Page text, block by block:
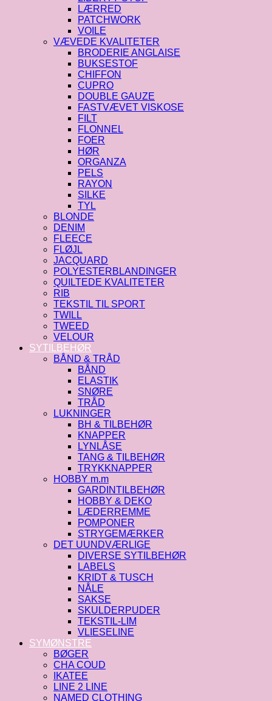
LÆRRED
PATCHWORK
VOILE
VÆVEDE KVALITETER
BRODERIE ANGLAISE
BUKSESTOF
CHIFFON
CUPRO
DOUBLE GAUZE
FASTVÆVET VISKOSE
FILT
FLONNEL
FOER
HØR
ORGANZA
PELS
RAYON
SILKE
TYL
BLONDE
DENIM
FLEECE
FLØJL
JACQUARD
POLYESTERBLANDINGER
QUILTEDE KVALITETER
RIB
TEKSTIL TIL SPORT
TWILL
TWEED
VELOUR
SYTILBEHØR
BÅND & TRÅD
BÅND
ELASTIK
SNØRE
TRÅD
LUKNINGER
BH & TILBEHØR
KNAPPER
LYNLÅSE
TANG & TILBEHØR
TRYKKNAPPER
HOBBY m.m
GARDINTILBEHØR
HOBBY & DEKO
LÆDERREMME
POMPONER
STRYGEMÆRKER
DET UUNDVÆRLIGE
DIVERSE SYTILBEHØR
LABELS
KRIDT & TUSCH
NÅLE
SAKSE
SKULDERPUDER
TEKSTIL-LIM
VLIESELINE
SYMØNSTRE
BØGER
CHA COUD
IKATEE
LINE 2 LINE
NAMED CLOTHING